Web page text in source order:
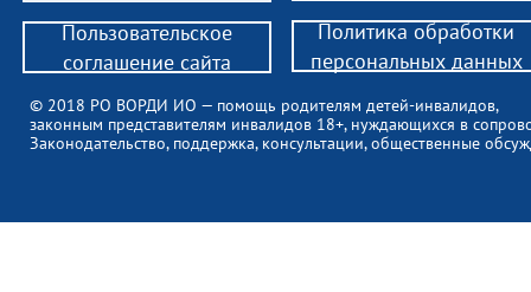
© 2018 РО ВОРДИ ИО — помощь родителям детей-инвалидов,
законным представителям инвалидов 18+, нуждающихся в
Законодательство, поддержка, консультации, общественные
Пользовательское
соглашение сайта
Политика обработки
персональных данных